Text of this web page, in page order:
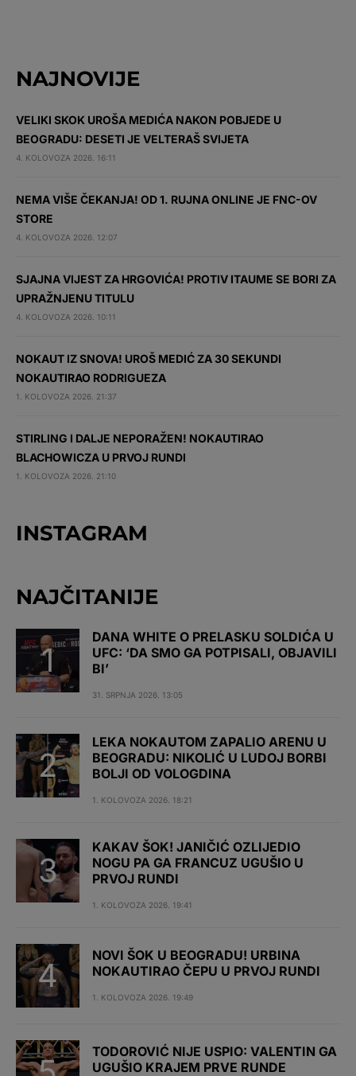
NAJNOVIJE
VELIKI SKOK UROŠA MEDIĆA NAKON POBJEDE U
BEOGRADU: DESETI JE VELTERAŠ SVIJETA
4. KOLOVOZA 2026. 16:11
NEMA VIŠE ČEKANJA! OD 1. RUJNA ONLINE JE FNC-OV
STORE
4. KOLOVOZA 2026. 12:07
SJAJNA VIJEST ZA HRGOVIĆA! PROTIV ITAUME SE BORI ZA
UPRAŽNJENU TITULU
4. KOLOVOZA 2026. 10:11
NOKAUT IZ SNOVA! UROŠ MEDIĆ ZA 30 SEKUNDI
NOKAUTIRAO RODRIGUEZA
1. KOLOVOZA 2026. 21:37
STIRLING I DALJE NEPORAŽEN! NOKAUTIRAO
BLACHOWICZA U PRVOJ RUNDI
1. KOLOVOZA 2026. 21:10
INSTAGRAM
NAJČITANIJE
DANA WHITE O PRELASKU SOLDIĆA U
UFC: ‘DA SMO GA POTPISALI, OBJAVILI
BI’
31. SRPNJA 2026. 13:05
LEKA NOKAUTOM ZAPALIO ARENU U
BEOGRADU: NIKOLIĆ U LUDOJ BORBI
BOLJI OD VOLOGDINA
1. KOLOVOZA 2026. 18:21
KAKAV ŠOK! JANIČIĆ OZLIJEDIO
NOGU PA GA FRANCUZ UGUŠIO U
PRVOJ RUNDI
1. KOLOVOZA 2026. 19:41
NOVI ŠOK U BEOGRADU! URBINA
NOKAUTIRAO ČEPU U PRVOJ RUNDI
1. KOLOVOZA 2026. 19:49
TODOROVIĆ NIJE USPIO: VALENTIN GA
UGUŠIO KRAJEM PRVE RUNDE